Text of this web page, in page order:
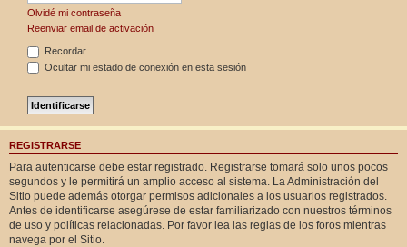
Olvidé mi contraseña
Reenviar email de activación
Recordar
Ocultar mi estado de conexión en esta sesión
REGISTRARSE
Para autenticarse debe estar registrado. Registrarse tomará solo unos pocos
segundos y le permitirá un amplio acceso al sistema. La Administración del
Sitio puede además otorgar permisos adicionales a los usuarios registrados.
Antes de identificarse asegúrese de estar familiarizado con nuestros términos
de uso y políticas relacionadas. Por favor lea las reglas de los foros mientras
navega por el Sitio.